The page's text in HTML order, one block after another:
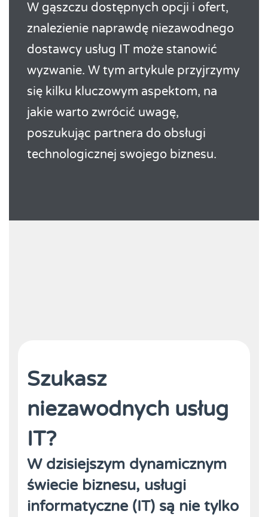
W gąszczu dostępnych opcji i ofert,
znalezienie naprawdę niezawodnego
dostawcy usług IT może stanowić
wyzwanie. W tym artykule przyjrzymy
się kilku kluczowym aspektom, na
jakie warto zwrócić uwagę,
poszukując partnera do obsługi
technologicznej swojego biznesu.
Szukasz
niezawodnych usług
IT?
W dzisiejszym dynamicznym
świecie biznesu, usługi
informatyczne (IT) są nie tylko